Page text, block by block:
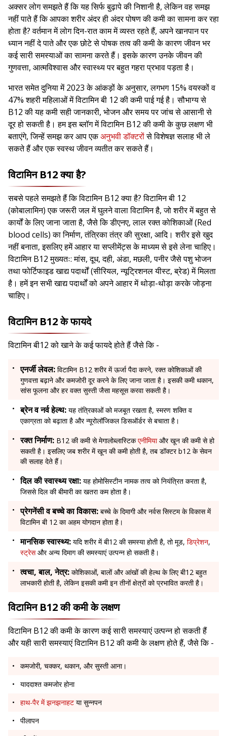
अक्सर लोग समझते हैं कि यह सिर्फ बुढ़ापे की निशानी है, लेकिन वह समझ
नहीं पाते हैं कि आपका शरीर अंदर ही अंदर पोषण की कमी का सामना कर रहा
होता है? वर्तमान में लोग दिन-रात काम में व्यस्त रहते हैं, अपने खानपान पर
ध्यान नहीं दे पाते और एक छोटे से पोषक तत्व की कमी के कारण जीवन भर
कई सारी समस्याओं का सामना करते हैं। इसके कारण उनके जीवन की
गुणवत्ता, आत्मविश्वास और स्वास्थ्य पर बहुत गहरा प्रभाव पड़ता है।
भारत समेत दुनिया में 2023 के आंकड़ों के अनुसार, लगभग 15% वयस्कों व
47% शहरी महिलाओं में विटामिन बी 12 की कमी पाई गई है। सौभाग्य से
B12 की यह कमी सही जानकारी, भोजन और समय पर जांच से आसानी से
दूर हो सकती है। हम इस ब्लॉग में विटामिन B12 की कमी के कुछ लक्षण भी
बताएंगे, जिन्हें समझ कर आप एकअनुभवी डॉक्टरोंसे विशेषज्ञ सलाह भी ले
सकते हैं और एक स्वस्थ जीवन व्यतीत कर सकते हैं।
विटामिन B12 क्या है?
सबसे पहले समझते हैं कि विटामिन B12 क्या है? विटामिन बी 12
(कोबालामिन) एक जरूरी जल में घुलने वाला विटामिन है, जो शरीर में बहुत से
कार्यों के लिए जाना जाता है, जैसे कि डीएनए, लाल रक्त कोशिकाओं (Red
blood cells) का निर्माण, तंत्रिका तंत्र की सुरक्षा, आदि। शरीर इसे खुद
नहीं बनाता, इसलिए हमें आहार या सप्लीमेंट्स के माध्यम से इसे लेना चाहिए।
विटामिन B12 मुख्यतः: मांस, दूध, दही, अंडा, मछली, पनीर जैसे पशु भोजन
तथा फोर्टिफाइड खाद्य पदार्थों (सीरियल, न्यूट्रिशनल यीस्ट, ब्रेड) में मिलता
है। हमें इन सभी खाद्य पदार्थों को अपने आहार में थोड़ा-थोड़ा करके जोड़ना
चाहिए।
विटामिन B12 के फायदे
विटामिन बी12 को खाने के कई फायदे होते हैं जैसे कि -
एनर्जी लेवल: विटामिन B12 शरीर में ऊर्जा पैदा करने, रक्त कोशिकाओं की
गुणवत्ता बढ़ाने और कमजोरी दूर करने के लिए जाना जाता है। इसकी कमी थकान,
सांस फूलना और हर वक्त सुस्ती जैसा महसूस करवा सकती है।
ब्रेन व नर्व हेल्थ: यह तंत्रिकाओं को मजबूत रखता है, स्मरण शक्ति व
एकाग्रता को बढ़ाता है और न्यूरोलॉजिकल डिसऑर्डर से बचाता है।
रक्त निर्माण: B12 की कमी से मेगालोब्लास्टिकएनीमियाऔर खून की कमी से हो
सकती है। इसलिए जब शरीर में खून की कमी होती है, तब डॉक्टर b12 के सेवन
की सलाह देते हैं।
दिल की स्वास्थ्य रक्षा: यह होमोसिस्टीन नामक तत्व को नियंत्रित करता है,
जिससे दिल की बीमारी का खतरा कम होता है।
प्रेगनेंसी व बच्चे का विकास: बच्चे के दिमागी और नर्वस सिस्टम के विकास में
विटामिन बी 12 का अहम योगदान होता है।
मानसिक स्वास्थ्य: यदि शरीर में बी12 की समस्या होती है, तो मूड, डिप्रेशन,
स्ट्रेसऔर अन्य दिमाग की समस्याएं उत्पन्न हो सकती है।
त्वचा, बाल, नेत्र: कोशिकाओं, बालों और आंखों की हेल्थ के लिए बी12 बहुत
लाभकारी होती है, लेकिन इसकी कमी इन तीनों क्षेत्रों को प्रभावित करती है।
विटामिन B12 की कमी के लक्षण
विटामिन B12 की कमी के कारण कई सारी समस्याएं उत्पन्न हो सकती हैं
और यही सारी समस्याएं विटामिन B12 की कमी के लक्षण होते हैं, जैसे कि -
कमजोरी, चक्कर, थकान, और सुस्ती आना।
याददाश्त कमजोर होना
हाथ-पैर में झनझनाहट या सुन्नपन
पीलापन